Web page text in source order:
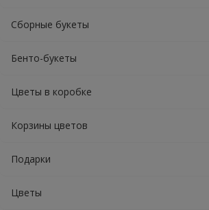
Сборные букеты
Бенто-букеты
Цветы в коробке
Корзины цветов
Подарки
Цветы